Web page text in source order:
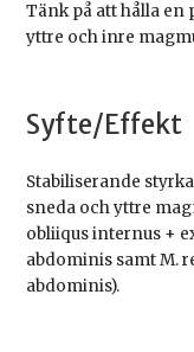
Tänk på att hålla en
yttre och inre
Syfte/Effekt
Stabiliserande
sneda och yttre
obliiqus internus +
abdominis samt M.
abdominis).